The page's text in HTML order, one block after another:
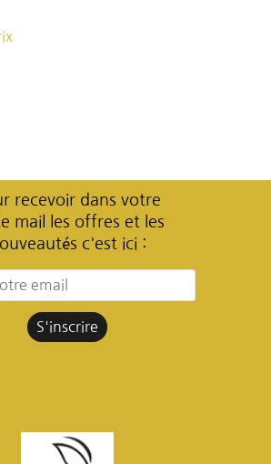
recevoir dans votre
mail les offres et les
c'est ici :